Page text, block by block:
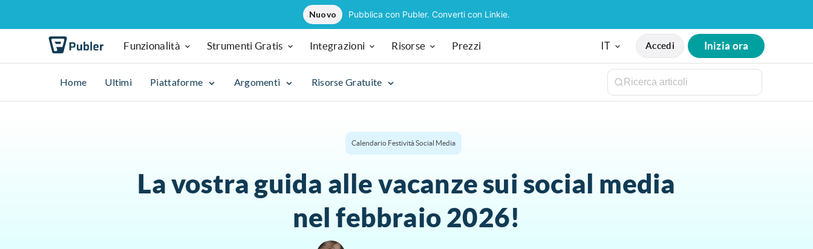
Nuovo Pubblica con Publer. Converti con Linkie.
Funzionalità Strumenti Gratis Integrazioni Risorse Prezzi IT Accedi Inizia ora
Home Ultimi Piattaforme Argomenti Risorse Gratuite
Calendario Festività Social Media
La vostra guida alle vacanze sui social media
nel febbraio 2026!